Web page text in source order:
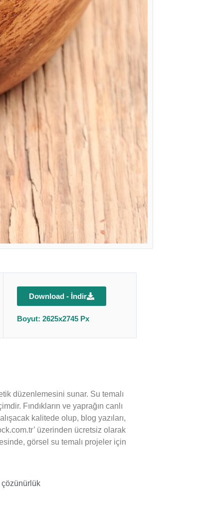
Download - İndir
Boyut: 2625x2745 Px
düzenlemesini sunar. Su temalı
Fındıkların ve yaprağın canlı
kalitede olup, blog yazıları,
üzerinden ücretsiz olarak
görsel su temalı projeler için